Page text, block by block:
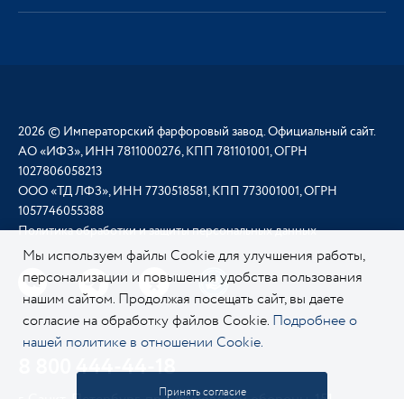
2026 © Императорский фарфоровый завод. Официальный сайт.
АО «ИФЗ», ИНН 7811000276, КПП 781101001, ОГРН
1027806058213
ООО «ТД ЛФЗ», ИНН 7730518581, КПП 773001001, ОГРН
1057746055388
Политика обработки и защиты персональных данных
8 800 444-44-18
Мы используем файлы Cookie для улучшения работы,
персонализации и повышения удобства пользования
нашим сайтом. Продолжая посещать сайт, вы даете
согласие на обработку файлов Cookie. Подробнее о
нашей политике в отношении Cookie.
Принять согласие